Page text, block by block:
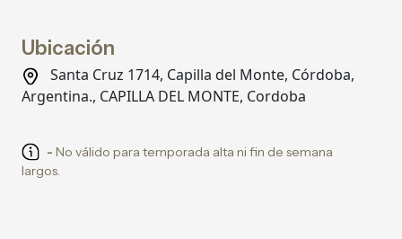
Ubicación
Santa Cruz 1714, Capilla del Monte, Córdoba,
Argentina., CAPILLA DEL MONTE, Cordoba
- No válido para temporada alta ni fin de semana
largos.